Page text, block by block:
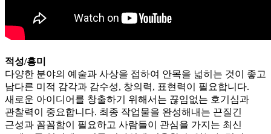
적성/흥미
다양한 분야의 예술과 사상을 접하여 안목을 넓히는 것이 좋고
남다른 미적 감각과 감수성, 창의력, 표현력이 필요합니다.
새로운 아이디어를 창출하기 위해서는 끊임없는 호기심과
관찰력이 중요합니다. 최종 작업물을 완성해내는 끈질긴
근성과 꼼꼼함이 필요하고 사람들이 관심을 가지는 최신